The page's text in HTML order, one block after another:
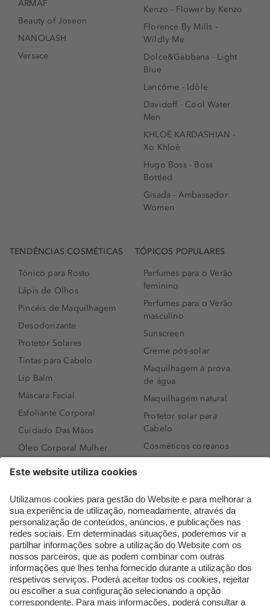
ARMAF
Beauty of Joseon
NANOLASH
Versace
Kenzo - Flower by Kenzo
Florence By Mills -
Wildly Me
Dolce&Gabbana - Light
Blue
Lancôme - Idôle
Davidoff - Cool Water
Men
KHLOÉ KARDASHIAN -
Xo Khloè
Hugo Boss - Boss
Bottled
Gisada - Ambassador
Women
TENDÊNCIAS COSMÉTICAS
Tónico para Rosto
Lápis de Olhos
Pincéis de Maquilhagem
Desodorizante
Protetor Solares
Tintas para Cabelo
Lip Balm
Máscara Facial
Esfoliante Corporal
Cuidado Das Mãos
Óleo Corporal Mulher
Sérum de Rosto
Body mist & Spray
corporal
Produtos para Cabelo
Homem
Espuma de Limpeza
Facial
TÓPICOS POPULARES
Perfumes para o Verão
feminino
Perfumes para o Verão
masculino
Sunscreen
Creme pós-solar
Maquilhagem à prova
de água
Maquilhagem natural
Protetor solar para
Cabelo
Cosméticos coreanos
Perfumes árabes
Novidades
Melhores Perfumes
Femininos
TOP 10: Perfumes
Masculinos
Pestanas Postiças